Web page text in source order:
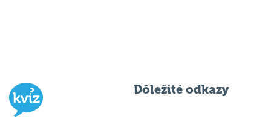
Dôležité odkazy